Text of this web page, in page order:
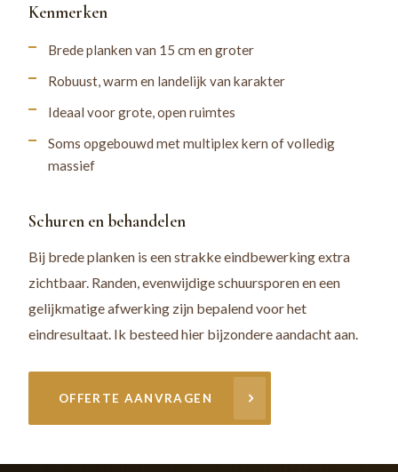
Kenmerken
Brede planken van 15 cm en groter
Robuust, warm en landelijk van karakter
Ideaal voor grote, open ruimtes
Soms opgebouwd met multiplex kern of volledig
massief
Schuren en behandelen
Bij brede planken is een strakke eindbewerking extra
zichtbaar. Randen, evenwijdige schuursporen en een
gelijkmatige afwerking zijn bepalend voor het
eindresultaat. Ik besteed hier bijzondere aandacht aan.
OFFERTE AANVRAGEN